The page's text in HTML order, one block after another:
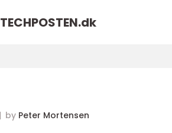
TECHPOSTEN.dk
by Peter Mortensen